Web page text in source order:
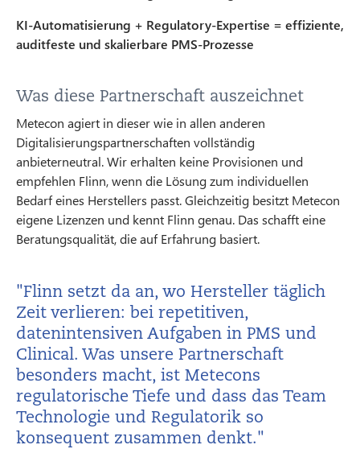
KI-Automatisierung + Regulatory-Expertise = effiziente,
auditfeste und skalierbare PMS-Prozesse
Was diese Partnerschaft auszeichnet
Metecon agiert in dieser wie in allen anderen
Digitalisierungspartnerschaften vollständig
anbieterneutral. Wir erhalten keine Provisionen und
empfehlen Flinn, wenn die Lösung zum individuellen
Bedarf eines Herstellers passt. Gleichzeitig besitzt Metecon
eigene Lizenzen und kennt Flinn genau. Das schafft eine
Beratungsqualität, die auf Erfahrung basiert.
"Flinn setzt da an, wo Hersteller täglich
Zeit verlieren: bei repetitiven,
datenintensiven Aufgaben in PMS und
Clinical. Was unsere Partnerschaft
besonders macht, ist Metecons
regulatorische Tiefe und dass das Team
Technologie und Regulatorik so
konsequent zusammen denkt."